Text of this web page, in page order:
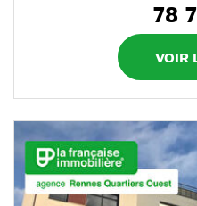
78
VOIR